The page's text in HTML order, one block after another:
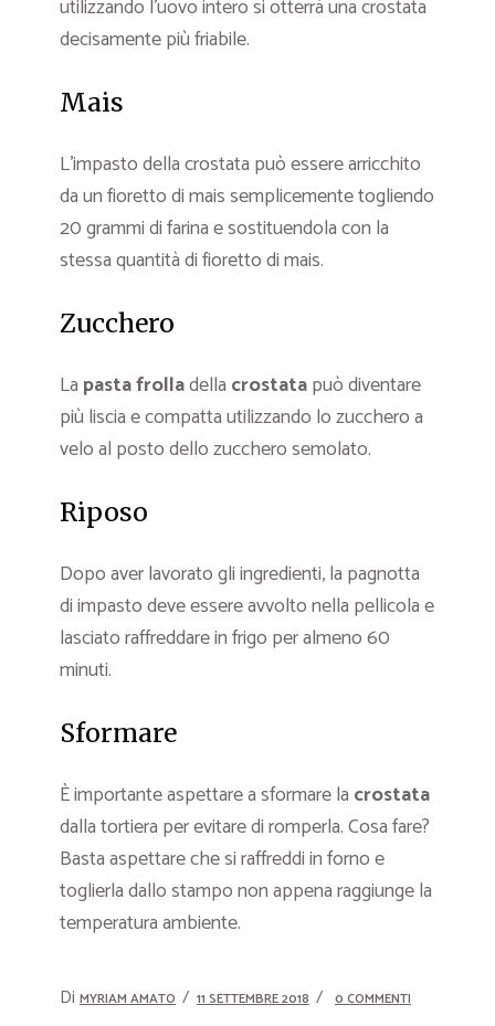
utilizzando l’uovo intero si otterrà una crostata
decisamente più friabile.
Mais
L’impasto della crostata può essere arricchito
da un fioretto di mais semplicemente togliendo
20 grammi di farina e sostituendola con la
stessa quantità di fioretto di mais.
Zucchero
La pasta frolladella crostatapuò diventare
più liscia e compatta utilizzando lo zucchero a
velo al posto dello zucchero semolato.
Riposo
Dopo aver lavorato gli ingredienti, la pagnotta
di impasto deve essere avvolto nella pellicola e
lasciato raffreddare in frigo per almeno 60
minuti.
Sformare
È importante aspettare a sformare la crostata
dalla tortiera per evitare di romperla. Cosa fare?
Basta aspettare che si raffreddi in forno e
toglierla dallo stampo non appena raggiunge la
temperatura ambiente.
Di MYRIAM AMATO 11 SETTEMBRE 2018 0 COMMENTI